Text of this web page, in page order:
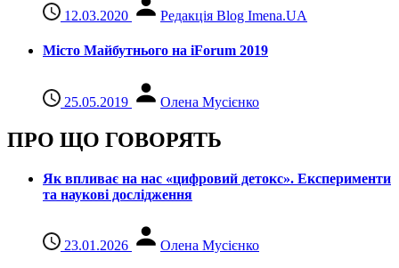
12.03.2020 Редакція Blog Imena.UA
Місто Майбутнього на iForum 2019
25.05.2019 Олена Мусієнко
ПРО ЩО ГОВОРЯТЬ
Як впливає на нас «цифровий детокс». Експерименти
та наукові дослідження
23.01.2026 Олена Мусієнко